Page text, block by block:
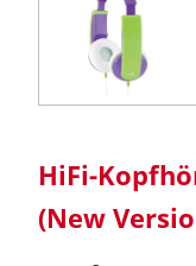
HiFi-
(New